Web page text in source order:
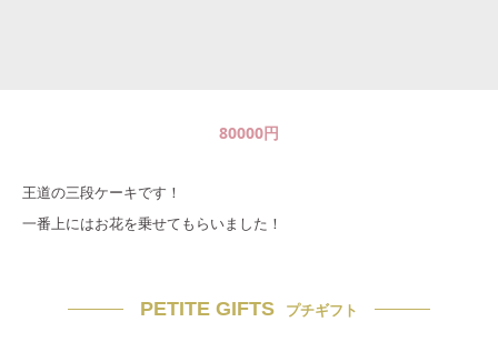
80000円
王道の三段ケーキです！
一番上にはお花を乗せてもらいました！
PETITE GIFTS プチギフト